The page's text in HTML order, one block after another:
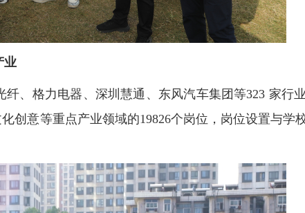
业
、格力电器、深圳慧通、东风汽车集团等323 家行
创意等重点产业领域的19826个岗位，岗位设置与学